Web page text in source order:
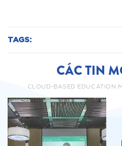
TAGS:
CÁC TIN
CLOUD-BASED EDUCATION